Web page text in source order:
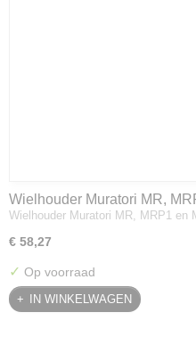
Wielhouder Muratori MR,
Wielhouder Muratori MR, MRP1 en
€ 58,27
✓ Op voorraad
IN WINKELWAGEN